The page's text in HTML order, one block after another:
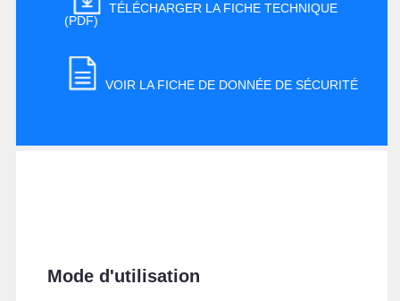
TÉLÉCHARGER LA FICHE TECHNIQUE
(PDF)
VOIR LA FICHE DE DONNÉE DE SÉCURITÉ
Mode d'utilisation